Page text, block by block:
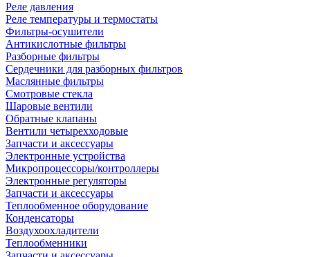
Реле давления
Реле температуры и термостаты
Фильтры-осушители
Антикислотные фильтры
Разборные фильтры
Сердечники для разборных фильтров
Маслянные фильтры
Смотровые стекла
Шаровые вентили
Обратные клапаны
Вентили четырехходовые
Запчасти и аксессуары
Электронные устройства
Микропроцессоры/контроллеры
Электронные регуляторы
Запчасти и аксессуары
Теплообменное оборудование
Конденсаторы
Воздухоохладители
Теплообменники